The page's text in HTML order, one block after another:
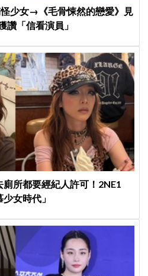
少女→《毛骨悚然的戀愛》見
讚「信看演員」
廁所都要經紀人許可！2NE1
女時代」